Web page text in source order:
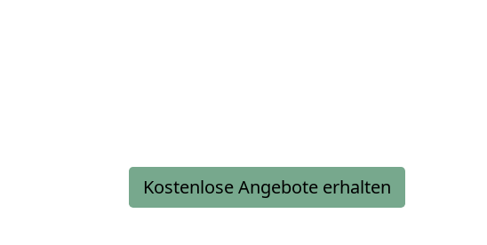
Kostenlose Angebote erhalten